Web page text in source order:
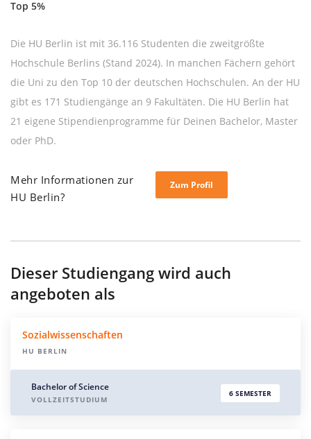
Top 5%
Die HU Berlin ist mit 36.116 Studenten die zweitgrößte
Hochschule Berlins (Stand 2024). In manchen Fächern gehört
die Uni zu den Top 10 der deutschen Hochschulen. An der HU
gibt es 171 Studiengänge an 9 Fakultäten. Die HU Berlin hat
21 eigene Stipendienprogramme für Deinen Bachelor, Master
oder PhD.
Mehr Informationen zur
HU Berlin?
Zum Profil
Dieser Studiengang wird auch
angeboten als
Sozialwissenschaften
HU BERLIN
Bachelor of Science
VOLLZEITSTUDIUM
6 SEMESTER